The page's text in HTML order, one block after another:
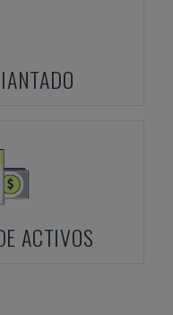
ACTIVOS